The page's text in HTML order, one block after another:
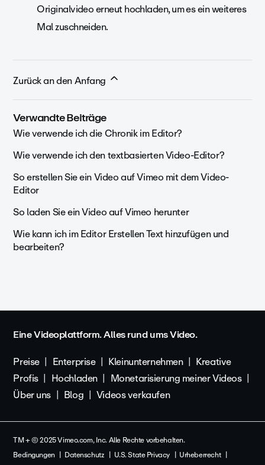
Originalvideo erneut hochladen, um es ein weiteres
Mal zuschneiden.
Zurück an den Anfang
Verwandte Beiträge
Wie verwende ich die Chronik im Editor?
Wie verwende ich den textbasierten Video-Editor?
So erstellen Sie ein Video auf Vimeo mit dem Video-
Editor
So laden Sie ein Video auf Vimeo herunter
Wie kann ich im Editor Erstellen Text hinzufügen und
bearbeiten?
Eine Videoplattform. Alles rund ums Video.
Preise
Enterprise Kleinunternehmen
Kreative
Profis
Hochladen
Monetarisierung meiner Videos
Über uns
Blog Videos verkaufen
TM + © 2025 Vimeo.com, Inc. Alle Rechte vorbehalten.
Bedingungen
Datenschutz U.S. State Privacy Urheberrecht